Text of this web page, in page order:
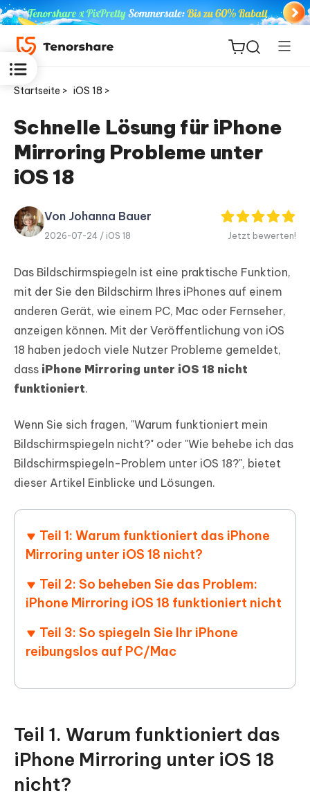
ReiBoot
for iOS
PDNob
PDF
Editor
Neu
iAnyGo
Startseite > iOS 18 >
Schnelle Lösung für iPhone
Mirroring Probleme unter
iOS 18
Von Johanna Bauer
2026-07-24 / iOS 18 Jetzt bewerten!
Das Bildschirmspiegeln ist eine praktische Funktion,
mit der Sie den Bildschirm Ihres iPhones auf einem
anderen Gerät, wie einem PC, Mac oder Fernseher,
anzeigen können. Mit der Veröffentlichung von iOS
18 haben jedoch viele Nutzer Probleme gemeldet,
dass iPhone Mirroring unter iOS 18 nicht
funktioniert.
Wenn Sie sich fragen, "Warum funktioniert mein
Bildschirmspiegeln nicht?" oder "Wie behebe ich das
Bildschirmspiegeln-Problem unter iOS 18?", bietet
dieser Artikel Einblicke und Lösungen.
Teil 1: Warum funktioniert das iPhone
Mirroring unter iOS 18 nicht?
Teil 2: So beheben Sie das Problem:
iPhone Mirroring iOS 18 funktioniert nicht
Teil 3: So spiegeln Sie Ihr iPhone
reibungslos auf PC/Mac
Teil 1. Warum funktioniert das
iPhone Mirroring unter iOS 18
nicht?